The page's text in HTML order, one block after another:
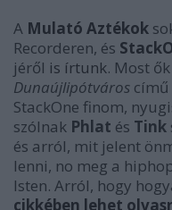
A Mulató Aztékok
Recorderen, és
jéről is írtunk. Most
Dunaújlipótváros című
StackOne finom,
szólnak Phlat és Tink
és arról, mit jelent
lenni, no meg a
Isten. Arról, hogy
cikkében lehet